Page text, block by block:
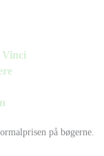
Vinci
på bøgerne.